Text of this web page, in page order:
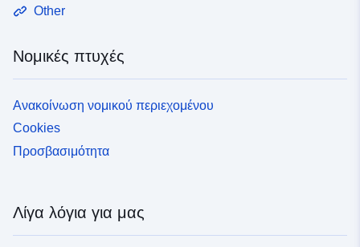
Other
Νομικές πτυχές
Ανακοίνωση νομικού περιεχομένου
Cookies
Προσβασιμότητα
Λίγα λόγια για μας